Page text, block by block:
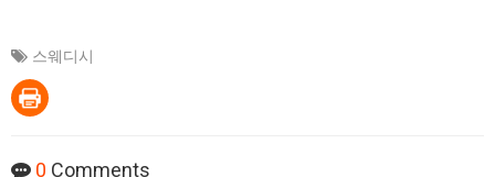
스웨디시
0 Comments